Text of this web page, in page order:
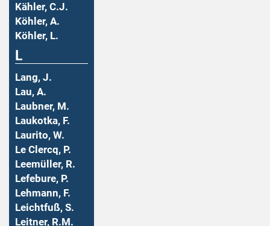
Kähler, C.J.
Köhler, A.
Köhler, L.
L
Lang, J.
Lau, A.
Laubner, M.
Laukotka, F.
Laurito, W.
Le Clercq, P.
Leemüller, R.
Lefebure, P.
Lehmann, F.
Leichtfuß, S.
Leitner, R.M.